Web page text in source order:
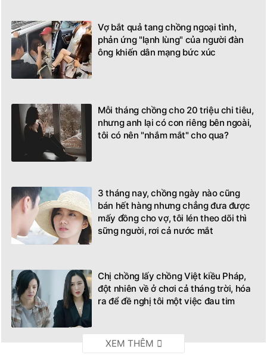
Vợ bắt quả tang chồng ngoại tình,
phản ứng "lạnh lùng" của người đàn
ông khiến dân mạng bức xúc
Mỗi tháng chồng cho 20 triệu chi tiêu,
nhưng anh lại có con riêng bên ngoài,
tôi có nên "nhắm mắt" cho qua?
3 tháng nay, chồng ngày nào cũng
bán hết hàng nhưng chẳng đưa được
mấy đồng cho vợ, tôi lén theo dõi thì
sững người, rơi cả nước mắt
Chị chồng lấy chồng Việt kiều Pháp,
đột nhiên về ở chơi cả tháng trời, hóa
ra để đề nghị tôi một việc đau tim